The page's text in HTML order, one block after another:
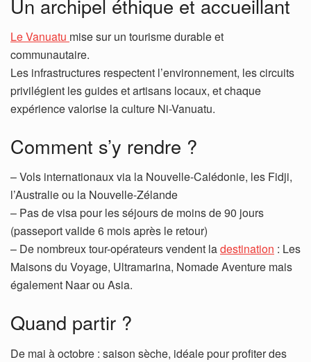
Un archipel éthique et accueillant
Le Vanuatu mise sur un tourisme durable et
communautaire.
Les infrastructures respectent l’environnement, les circuits
privilégient les guides et artisans locaux, et chaque
expérience valorise la culture Ni-Vanuatu.
Comment s’y rendre ?
– Vols internationaux via la Nouvelle-Calédonie, les Fidji,
l’Australie ou la Nouvelle-Zélande
– Pas de visa pour les séjours de moins de 90 jours
(passeport valide 6 mois après le retour)
– De nombreux tour-opérateurs vendent ladestination : Les
Maisons du Voyage, Ultramarina, Nomade Aventure mais
également Naar ou Asia.
Quand partir ?
De mai à octobre : saison sèche, idéale pour profiter des